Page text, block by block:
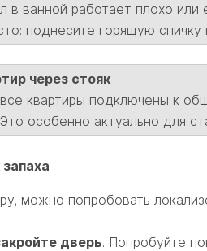
в ванной работает плохо
поднесите горящую
через стояк
квартиры подключены к
особенно актуально для
можно попробовать
дверь. Попробуйте